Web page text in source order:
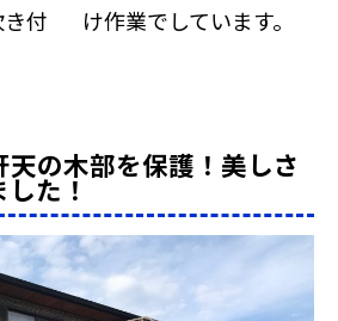
付
け作業でしています。
の木部を保護！美しさ
た！